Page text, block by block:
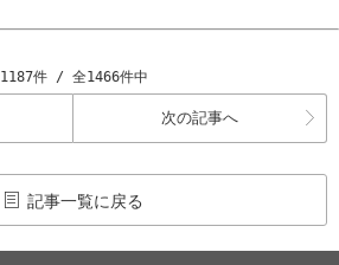
1187件 / 全1466件中
次の記事へ
記事一覧に戻る